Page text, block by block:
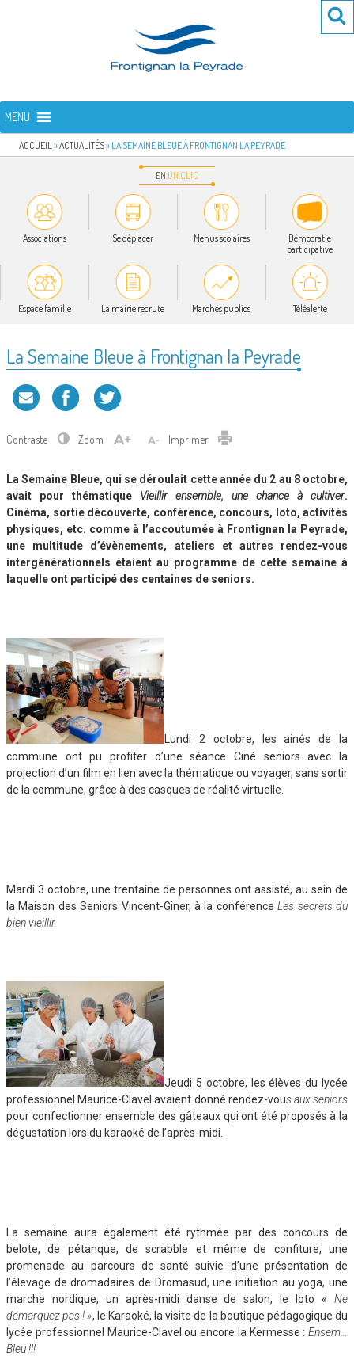
FRONTIGNAN LA PEYRADE
MENU
ACCUEIL »ACTUALITÉS» LA SEMAINE BLEUE À FRONTIGNAN LA PEYRADE
EN UN CLIC
Associations Se déplacer Menus scolaires
Démocratie
participative
Espace famille La mairie recrute Marchés publics Téléalerte
La Semaine Bleue à Frontignan la Peyrade
Contraste Zoom Imprimer
La Semaine Bleue, qui se déroulait cette année du 2 au 8 octobre,
avait pour thématique Vieillir ensemble, une chance à cultiver.
Cinéma, sortie découverte, conférence, concours, loto, activités
physiques, etc. comme à l’accoutumée à Frontignan la Peyrade,
une multitude d’évènements, ateliers et autres rendez-vous
intergénérationnels étaient au programme de cette semaine à
laquelle ont participé des centaines de seniors.
Lundi 2 octobre, les ainés de la
commune ont pu profiter d’une séance Ciné seniors avec la
projection d’un film en lien avec la thématique ou voyager, sans sortir
de la commune, grâce à des casques de réalité virtuelle.
Mardi 3 octobre, une trentaine de personnes ont assisté, au sein de
la Maison des Seniors Vincent-Giner, à la conférenceLes secrets du
bien vieillir.
Jeudi 5 octobre, les élèves du lycée
professionnel Maurice-Clavel avaient donné rendez-vous aux seniors
pour confectionner ensemble des gâteaux qui ont été proposés à la
dégustation lors du karaoké de l’après-midi.
La semaine aura également été rythmée par des concours de
belote, de pétanque, de scrabble et même de confiture, une
promenade au parcours de santé suivie d’une présentation de
l’élevage de dromadaires de Dromasud, une initiation au yoga, une
marche nordique, un après-midi danse de salon, le loto « Ne
démarquez pas ! », le Karaoké, la visite de la boutique pédagogique du
lycée professionnel Maurice-Clavel ou encore la Kermesse : Ensem…
Bleu !!!